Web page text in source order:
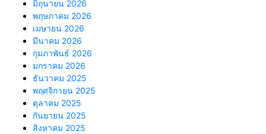
มิถุนายน 2026
พฤษภาคม 2026
เมษายน 2026
มีนาคม 2026
กุมภาพันธ์ 2026
มกราคม 2026
ธันวาคม 2025
พฤศจิกายน 2025
ตุลาคม 2025
กันยายน 2025
สิงหาคม 2025